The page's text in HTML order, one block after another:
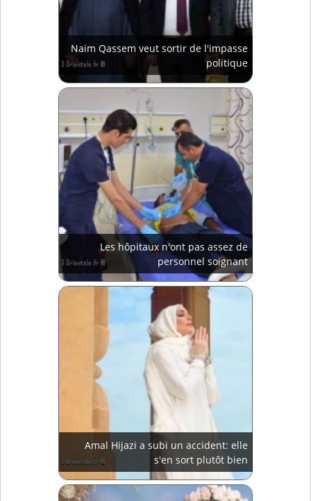
Naim Qassem veut sortir de l'impasse
politique
Les hôpitaux n'ont pas assez de
personnel soignant
Amal Hijazi a subi un accident: elle
s'en sort plutôt bien